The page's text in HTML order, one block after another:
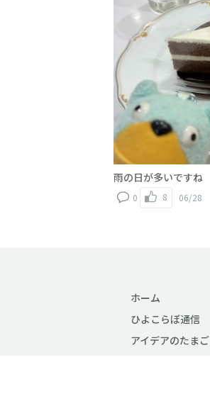
雨の日が多いですね
0 8 06/28
ホーム
ひよこらぼ通信
アイデアのたまご